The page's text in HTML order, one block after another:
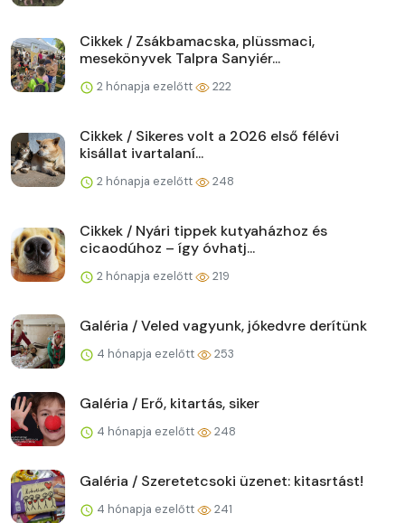
Cikkek / Zsákbamacska, plüssmaci,
mesekönyvek Talpra Sanyiér...
2 hónapja ezelőtt 222
Cikkek / Sikeres volt a 2026 első félévi
kisállat ivartalaní...
2 hónapja ezelőtt 248
Cikkek / Nyári tippek kutyaházhoz és
cicaodúhoz – így óvhatj...
2 hónapja ezelőtt 219
Galéria / Veled vagyunk, jókedvre derítünk
4 hónapja ezelőtt 253
Galéria / Erő, kitartás, siker
4 hónapja ezelőtt 248
Galéria / Szeretetcsoki üzenet: kitasrtást!
4 hónapja ezelőtt 241